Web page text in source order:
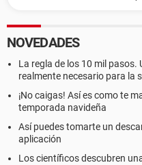
NOVEDADES
La regla de los 10 mil pasos.
realmente necesario para la
¡No caigas! Así es como te
temporada navideña
Así puedes tomarte un
aplicación
Los científicos descubren